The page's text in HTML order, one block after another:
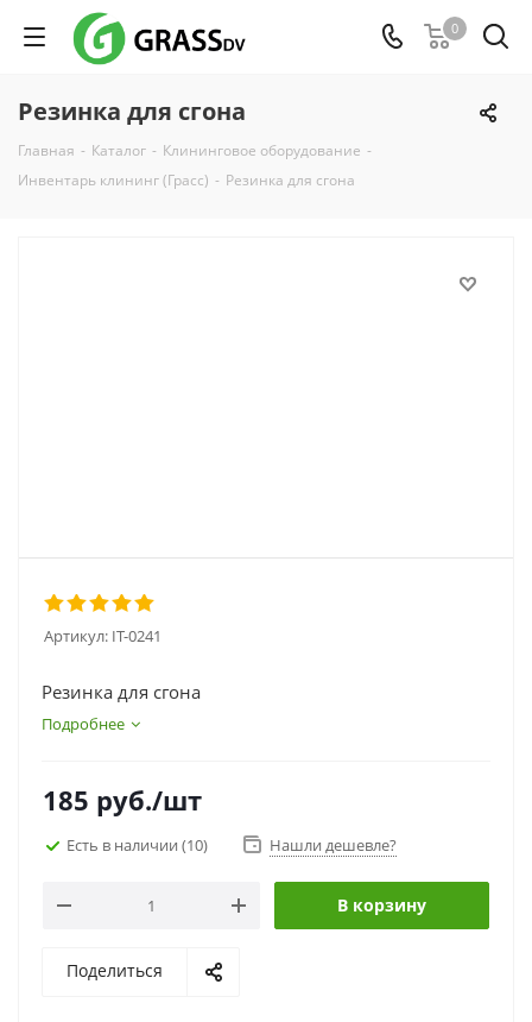
0
Резинка для сгона
Главная - Каталог - Клининговое оборудование -
Инвентарь клининг (Грасс) - Резинка для сгона
Артикул: IT-0241
Резинка для сгона
Подробнее
185 руб./шт
Есть в наличии (10) Нашли дешевле?
В корзину
Поделиться